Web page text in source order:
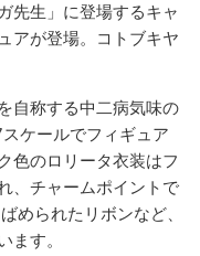
先生」に登場するキャ
アが登場。コトブキヤ
自称する中二病気味の
ケールでフィギュア
色のロリータ衣装はフ
、チャームポイントで
められたリボンなど、
ます。